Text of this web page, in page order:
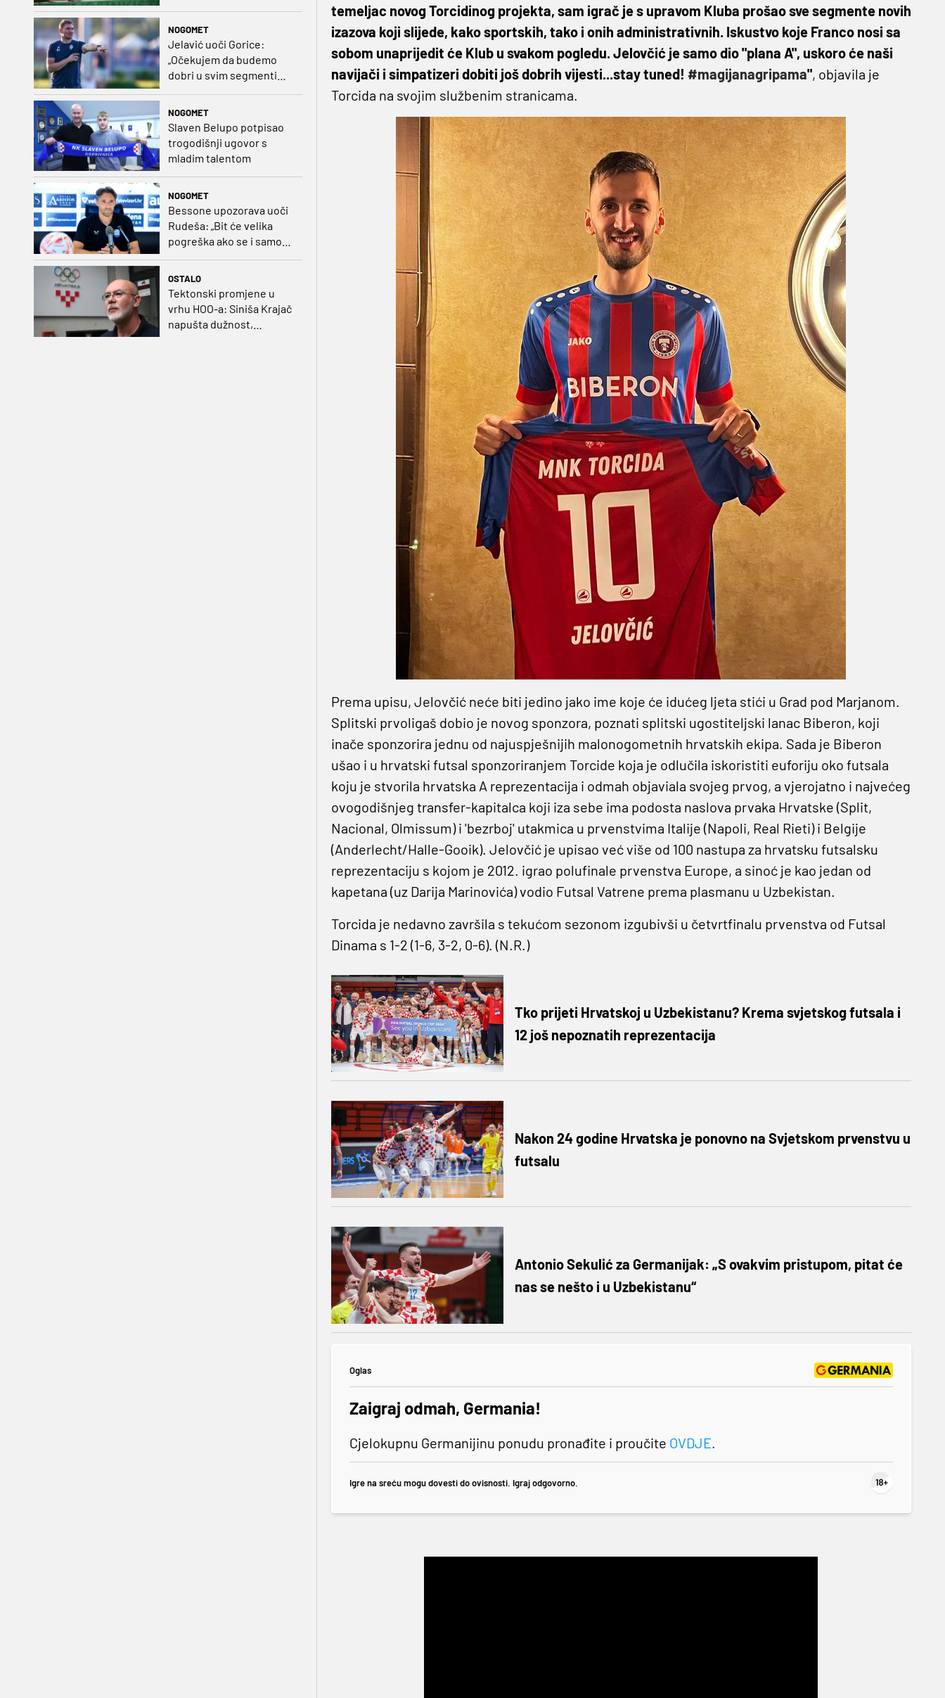
NOGOMET
Jelavić uoči Gorice:
„Očekujem da budemo
dobri u svim segmentima
NOGOMET
Slaven Belupo potpisao
trogodišnji ugovor s
mladim talentom
NOGOMET
Bessone upozorava uoči
Rudeša: „Bit će velika
pogreška ako se i samo
OSTALO
Tektonski promjene u
vrhu HOO-a: Siniša Krajač
napušta dužnost,
temeljac novog Torcidinog projekta, sam igrač je s upravom Kluba prošao sve segmente novih
izazova koji slijede, kako sportskih, tako i onih administrativnih. Iskustvo koje Franco nosi sa
sobom unaprijedit će Klub u svakom pogledu. Jelovčić je samo dio "plana A", uskoro će naši
navijači i simpatizeri dobiti još dobrih vijesti...stay tuned! #magijanagripama", objavila je
Torcida na svojim službenim stranicama.
Prema upisu, Jelovčić neće biti jedino jako ime koje će idućeg ljeta stići u Grad pod Marjanom.
Splitski prvoligaš dobio je novog sponzora, poznati splitski ugostiteljski lanac Biberon, koji
inače sponzorira jednu od najuspješnijih malonogometnih hrvatskih ekipa. Sada je Biberon
ušao i u hrvatski futsal sponzoriranjem Torcide koja je odlučila iskoristiti euforiju oko futsala
koju je stvorila hrvatska A reprezentacija i odmah objaviala svojeg prvog, a vjerojatno i najvećeg
ovogodišnjeg transfer-kapitalca koji iza sebe ima podosta naslova prvaka Hrvatske (Split,
Nacional, Olmissum) i 'bezrboj' utakmica u prvenstvima Italije (Napoli, Real Rieti) i Belgije
(Anderlecht/Halle-Gooik). Jelovčić je upisao već više od 100 nastupa za hrvatsku futsalsku
reprezentaciju s kojom je 2012. igrao polufinale prvenstva Europe, a sinoć je kao jedan od
kapetana (uz Darija Marinovića) vodio Futsal Vatrene prema plasmanu u Uzbekistan.
Torcida je nedavno završila s tekućom sezonom izgubivši u četvrtfinalu prvenstva od Futsal
Dinama s 1-2 (1-6, 3-2, 0-6). (N.R.)
Tko prijeti Hrvatskoj u Uzbekistanu? Krema svjetskog futsala i
12 još nepoznatih reprezentacija
Nakon 24 godine Hrvatska je ponovno na Svjetskom prvenstvu u
futsalu
Antonio Sekulić za Germanijak: „S ovakvim pristupom, pitat će
nas se nešto i u Uzbekistanu“
Oglas
Zaigraj odmah, Germania!
Cjelokupnu Germanijinu ponudu pronađite i proučite OVDJE.
Igre na sreću mogu dovesti do ovisnosti. Igraj odgovorno.